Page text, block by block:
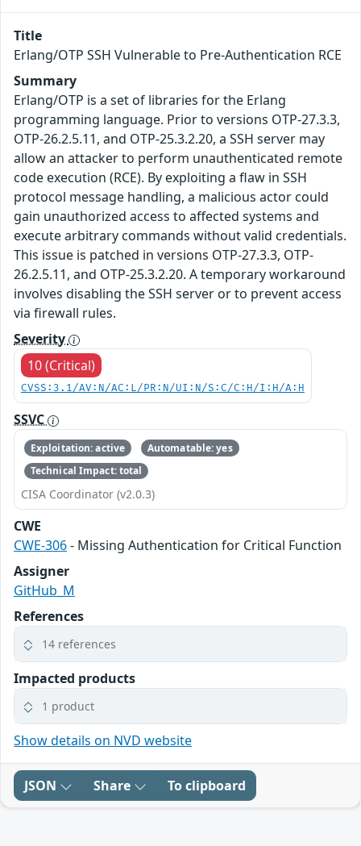
Title
Erlang/OTP SSH Vulnerable to Pre-Authentication RCE
Summary
Erlang/OTP is a set of libraries for the Erlang
programming language. Prior to versions OTP-27.3.3,
OTP-26.2.5.11, and OTP-25.3.2.20, a SSH server may
allow an attacker to perform unauthenticated remote
code execution (RCE). By exploiting a flaw in SSH
protocol message handling, a malicious actor could
gain unauthorized access to affected systems and
execute arbitrary commands without valid credentials.
This issue is patched in versions OTP-27.3.3, OTP-
26.2.5.11, and OTP-25.3.2.20. A temporary workaround
involves disabling the SSH server or to prevent access
via firewall rules.
Severity
10 (Critical)
CVSS:3.1/AV:N/AC:L/PR:N/UI:N/S:C/C:H/I:H/A:H
SSVC
Exploitation: active
Automatable: yes
Technical Impact: total
CISA Coordinator (v2.0.3)
CWE
CWE-306- Missing Authentication for Critical Function
Assigner
GitHub_M
References
14 references
Impacted products
1 product
Show details on NVD website
JSON Share To clipboard